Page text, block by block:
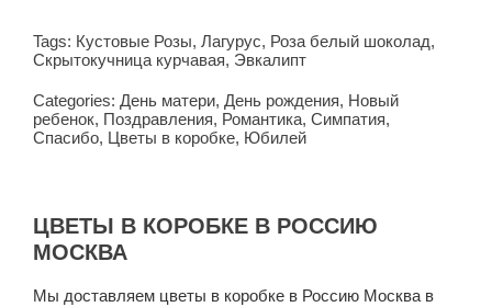
Tags: Кустовые Розы, Лагурус, Роза белый шоколад,
Скрытокучница курчавая, Эвкалипт
Categories: День матери, День рождения, Новый
ребенок, Поздравления, Романтика, Симпатия,
Спасибо, Цветы в коробке, Юбилей
ЦВЕТЫ В КОРОБКЕ В РОССИЮ
МОСКВА
Мы доставляем цветы в коробке в Россию Москва в